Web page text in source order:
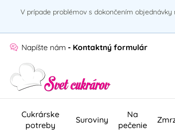
V prípade problémov s dokončením objednávky
Napíšte nám - Kontaktný formulár
Cukrárske
potreby
Suroviny
Na
pečenie